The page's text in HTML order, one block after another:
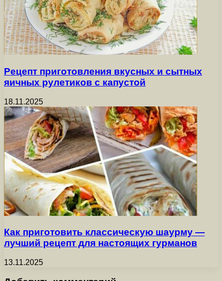
Рецепт приготовления вкусных и сытных
яичных рулетиков с капустой
18.11.2025
Как приготовить классическую шаурму —
лучший рецепт для настоящих гурманов
13.11.2025